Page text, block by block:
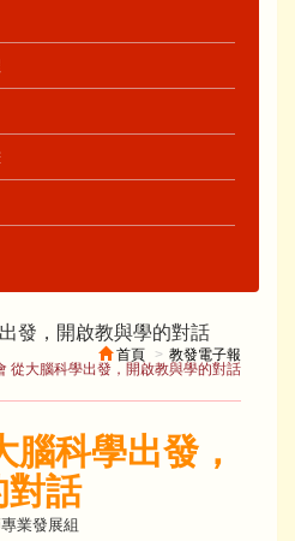
發，開啟教與學的對話
首頁
教發電子報
從大腦科學出發，開啟教與學的對話
腦科學出發，
對話
業發展組